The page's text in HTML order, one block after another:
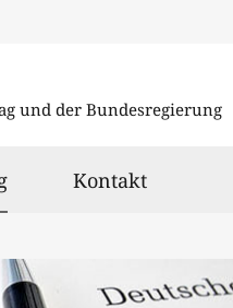
und der Bundesregierung
ausgewählt
Kontakt